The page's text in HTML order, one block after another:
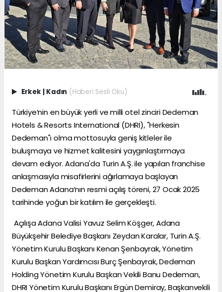
Erkek | Kadın (Haberi Sesli Oku)
Türkiye’nin en büyük yerli ve milli otel zinciri Dedeman
Hotels & Resorts International (DHRI), "Herkesin
Dedeman"ı olma mottosuyla geniş kitleler ile
buluşmaya ve hizmet kalitesini yaygınlaştırmaya
devam ediyor. Adana'da Turin A.Ş. ile yapılan franchise
anlaşmasıyla misafirlerini ağırlamaya başlayan
Dedeman Adana’nın resmi açılış töreni, 27 Ocak 2025
tarihinde yoğun bir katılım ile gerçekleşti.
Açılışa Adana Valisi Yavuz Selim Köşger, Adana
Büyükşehir Belediye Başkanı Zeydan Karalar, Turin A.Ş.
Yönetim Kurulu Başkanı Kenan Şenbayrak, Yönetim
Kurulu Başkan Yardımcısı Burç Şenbayrak, Dedeman
Holding Yönetim Kurulu Başkan Vekili Banu Dedeman,
DHRI Yönetim Kurulu Başkanı Ergün Demiray, Başkanvekili